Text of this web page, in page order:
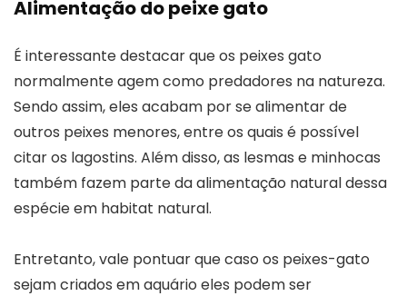
Alimentação do peixe gato
É interessante destacar que os peixes gato
normalmente agem como predadores na natureza.
Sendo assim, eles acabam por se alimentar de
outros peixes menores, entre os quais é possível
citar os lagostins. Além disso, as lesmas e minhocas
também fazem parte da alimentação natural dessa
espécie em habitat natural.
Entretanto, vale pontuar que caso os peixes-gato
sejam criados em aquário eles podem ser